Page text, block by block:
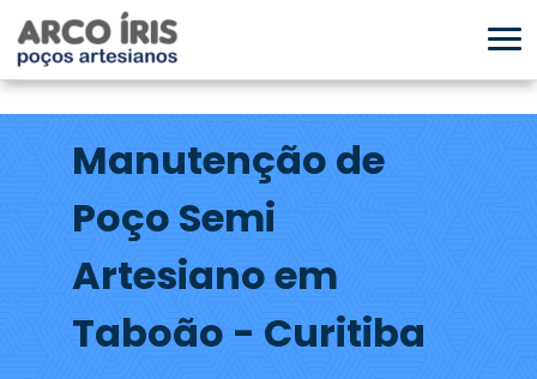
Manutenção de
Poço Semi
Artesiano em
Taboão - Curitiba